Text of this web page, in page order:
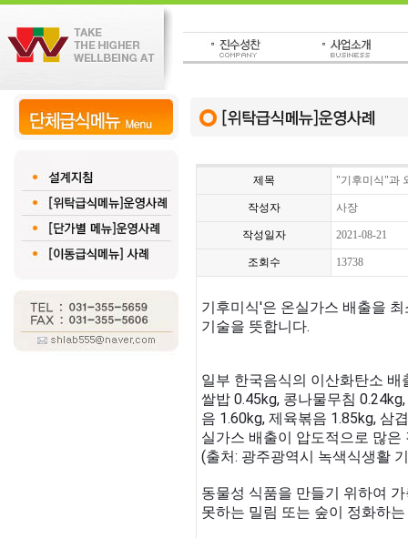
제목 "기후미식"과
작성자 사장
작성일자 2021-08-21
조회수 13738
기후미식'은 온실가스 배출을
기술을 뜻합니다.
일부 한국음식의 이산화탄소 배
쌀밥 0.45kg, 콩나물무침
음 1.60kg, 제육볶음 1.85kg, 삼
실가스 배출이 압도적으로 많은
(출처: 광주광역시 녹색식생활
동물성 식품을 만들기 위하여
못하는 밀림 또는 숲이 정화하